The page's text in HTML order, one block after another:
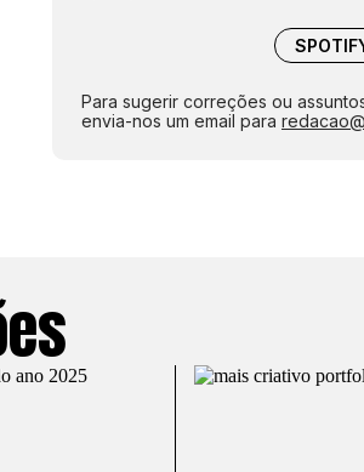
Para sugerir correções ou
envia-nos um email para